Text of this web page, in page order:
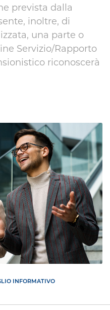
prevista dalla
inoltre, di
una parte o
Servizio/Rapporto
riconoscerà